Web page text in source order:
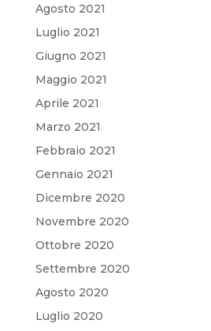
Agosto 2021
Luglio 2021
Giugno 2021
Maggio 2021
Aprile 2021
Marzo 2021
Febbraio 2021
Gennaio 2021
Dicembre 2020
Novembre 2020
Ottobre 2020
Settembre 2020
Agosto 2020
Luglio 2020